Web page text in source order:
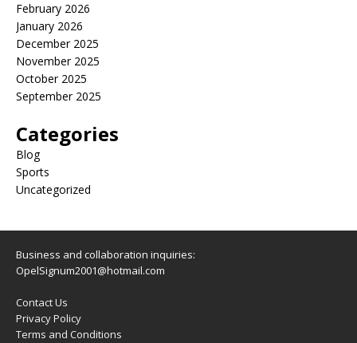
February 2026
January 2026
December 2025
November 2025
October 2025
September 2025
Categories
Blog
Sports
Uncategorized
Business and collaboration inquiries:
OpelSignum2001@hotmail.com
Contact Us
Privacy Policy
Terms and Conditions